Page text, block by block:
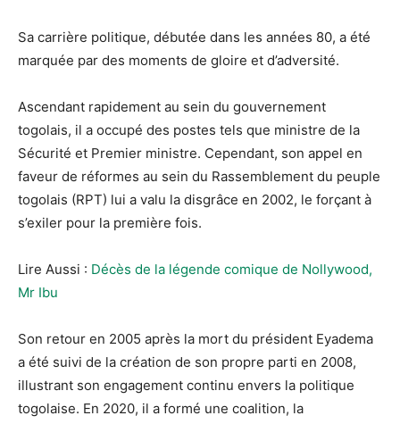
Sa carrière politique, débutée dans les années 80, a été
marquée par des moments de gloire et d’adversité.
Ascendant rapidement au sein du gouvernement
togolais, il a occupé des postes tels que ministre de la
Sécurité et Premier ministre. Cependant, son appel en
faveur de réformes au sein du Rassemblement du peuple
togolais (RPT) lui a valu la disgrâce en 2002, le forçant à
s’exiler pour la première fois.
Lire Aussi : Décès de la légende comique de Nollywood,
Mr Ibu
Son retour en 2005 après la mort du président Eyadema
a été suivi de la création de son propre parti en 2008,
illustrant son engagement continu envers la politique
togolaise. En 2020, il a formé une coalition, la